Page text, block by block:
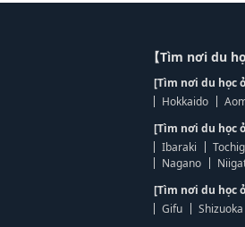
【Tìm nơi du
[Tìm nơi du học
Hokkaido
[Tìm nơi du học
Ibaraki
Nagano
[Tìm nơi du học
Gifu
Shizuoka